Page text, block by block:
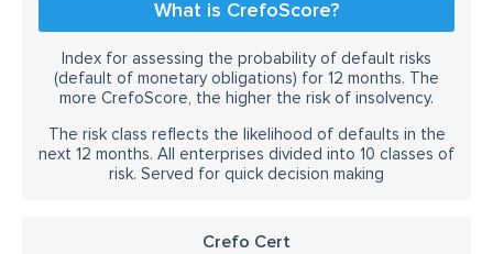
What is CrefoScore?
Index for assessing the probability of default risks
(default of monetary obligations) for 12 months. The
more CrefoScore, the higher the risk of insolvency.
The risk class reflects the likelihood of defaults in the
next 12 months. All enterprises divided into 10 classes of
risk. Served for quick decision making
Crefo Cert